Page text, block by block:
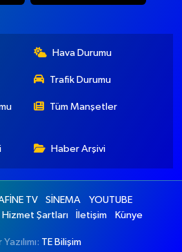
Hava Durumu
Trafik Durumu
Tüm Manşetler
Haber Arşivi
TV SİNEMA
YOUTUBE
Hizmet Şartları İletişim Künye
TE Bilişim